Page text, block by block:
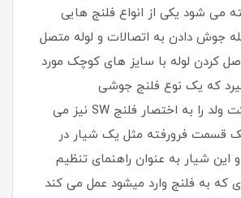
می شود یکی از انواع فلنج هایی
جوش دادن به اتصالات و لوله متصل
کردن لوله با سایز های کوچک مورد
که یک نوع فلنج جوشی
میباشدفلنج ساکت ولد را به اختصار فلنج SW نیز می
قسمت فرورفته مثل یک شیار در
شیار به عنوان راهنمای تنظیم
که به فلنج وارد میشود عمل می کند